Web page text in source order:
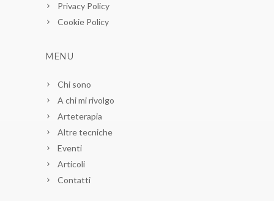
Privacy Policy
Cookie Policy
MENU
Chi sono
A chi mi rivolgo
Arteterapia
Altre tecniche
Eventi
Articoli
Contatti